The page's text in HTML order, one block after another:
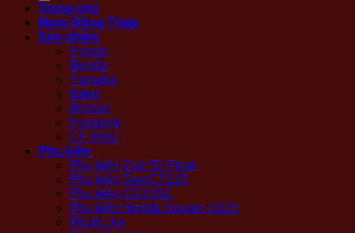
Trang chủ
Moto Đồng Tháp
Sản phẩm
Honda
Benda
Yamaha
Italjet
Brixton
Hyosung
CF Moto
Phụ kiện
Phụ kiện Cub 50 Final
Phụ kiện Dax/CT125
Phụ kiện CGX150
Phụ kiện Honda Square X125
Phuộc Xe